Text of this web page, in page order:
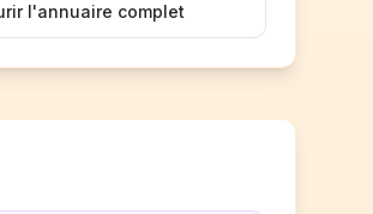
l'annuaire complet